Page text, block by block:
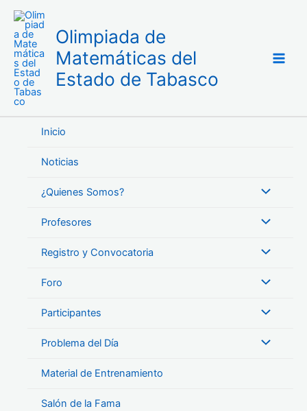
contenido
Olimpiada de
Matemáticas del
Estado de Tabasco
Inicio
Noticias
¿Quienes Somos?
Profesores
Registro y Convocatoria
Foro
Participantes
Problema del Día
Material de Entrenamiento
Salón de la Fama